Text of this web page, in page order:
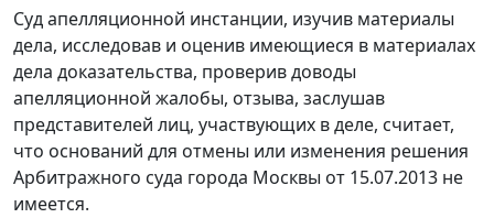
Суд апелляционной инстанции, изучив материалы
дела, исследовав и оценив имеющиеся в материалах
дела доказательства, проверив доводы
апелляционной жалобы, отзыва, заслушав
представителей лиц, участвующих в деле, считает,
что оснований для отмены или изменения решения
Арбитражного суда города Москвы от 15.07.2013 не
имеется.